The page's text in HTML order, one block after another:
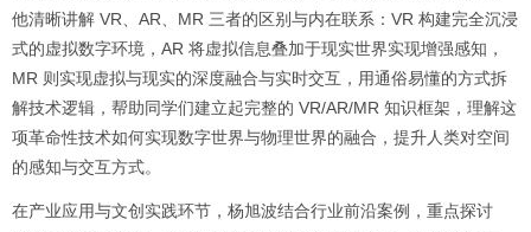
他清晰讲解 VR、AR、MR 三者的区别与内在联系：VR 构建完全沉浸
式的虚拟数字环境，AR 将虚拟信息叠加于现实世界实现增强感知，
MR 则实现虚拟与现实的深度融合与实时交互，用通俗易懂的方式拆
解技术逻辑，帮助同学们建立起完整的 VR/AR/MR 知识框架，理解这
项革命性技术如何实现数字世界与物理世界的融合，提升人类对空间
的感知与交互方式。
在产业应用与文创实践环节，杨旭波结合行业前沿案例，重点探讨